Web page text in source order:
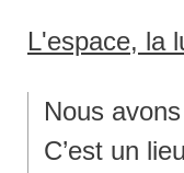
L'espace, la
Nous
C’est un